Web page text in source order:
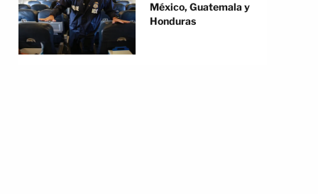
México, Guatemala y
Honduras